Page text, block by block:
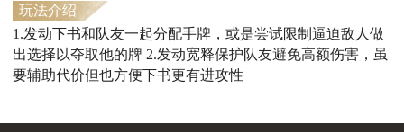
玩法介绍
1.发动下书和队友一起分配手牌，或是尝试限制逼迫敌人做
出选择以夺取他的牌 2.发动宽释保护队友避免高额伤害，虽
要辅助代价但也方便下书更有进攻性